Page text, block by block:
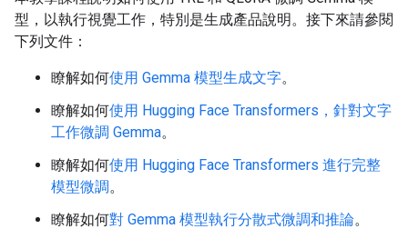
型，以執行視覺工作，特別是生成產品說明。接下來請參閱
下列文件：
瞭解如何使用 Gemma 模型生成文字。
瞭解如何使用 Hugging Face Transformers，針對文字
工作微調 Gemma。
瞭解如何使用 Hugging Face Transformers 進行完整
模型微調。
瞭解如何對 Gemma 模型執行分散式微調和推論。